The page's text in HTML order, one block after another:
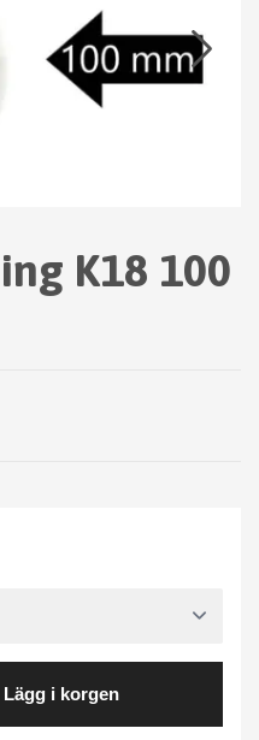
K18 100
Lägg i korgen